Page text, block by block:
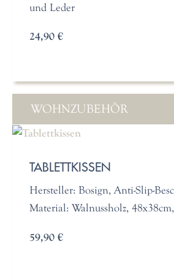
und Leder
24,90 €
WOHNZUBEHÖR
TABLETTKISSEN
Hersteller: Bosign, Anti-Slip-
Material: Walnussholz,
59,90 €